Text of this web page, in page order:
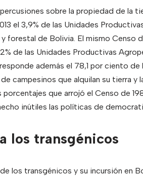
sobre la propiedad de la
el 3,9% de las Unidades
forestal de Bolivia. El mismo Censo
de las Unidades Productivas
además el 78,1 por ciento
campesinos que alquilan su tierra y
que arrojó el Censo de
inútiles las políticas de
los transgénicos
los transgénicos y su incursión en